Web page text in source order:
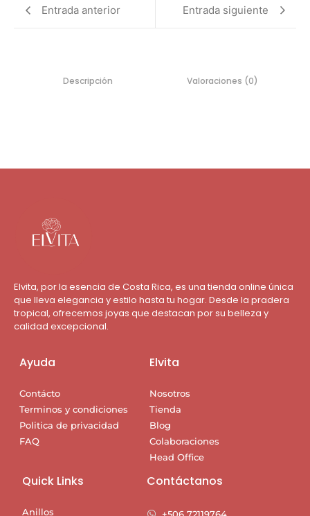
Entrada anterior Entrada siguiente
Descripción Valoraciones (0)
Elvita, por la esencia de Costa Rica, es una tienda online única
que lleva elegancia y estilo hasta tu hogar. Desde la pradera
tropical, ofrecemos joyas que destacan por su belleza y
calidad excepcional.
Ayuda
Contácto
Terminos y condiciones
Politica de privacidad
FAQ
Elvita
Nosotros
Tienda
Blog
Colaboraciones
Head Office
Quick Links
Anillos
Contáctanos
+506 72119764